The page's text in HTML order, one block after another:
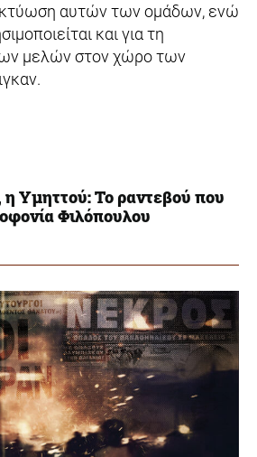
αυτών των ομάδων, ενώ
και για τη
μελών στον χώρο των
η Υμηττού: Το ραντεβού που
Φιλόπουλου